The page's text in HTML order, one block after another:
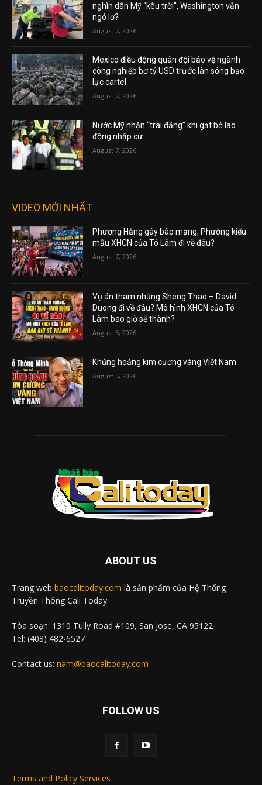
nghìn dân Mỹ “kêu trời”, Washington vẫn
ngó lơ?
August 7, 2026
Mexico điều động quân đội bảo vệ ngành
công nghiệp bơ tỷ USD trước làn sóng bạo
lực cartel
August 7, 2026
Nước Mỹ nhận “trái đắng” khi gạt bỏ lao
động nhập cư
August 7, 2026
VIDEO MỚI NHẤT
Phương Hằng gây bão mạng, Phường kiểu
mẫu XHCN của Tô Lâm đi về đâu?
August 7, 2026
Vụ án tham nhũng Sheng Thao – David
Duong đi về đâu? Mô hình XHCN của Tô
Lâm bao giờ sẽ thành?
August 5, 2026
Khủng hoảng kim cương vàng Việt Nam
August 5, 2026
ABOUT US
Trang web baocalitoday.com là sản phẩm của Hệ Thống
Truyền Thông Cali Today
Tòa soạn: 1310 Tully Road #109, San Jose, CA 95122
Tel: (408) 482-6527
Contact us: nam@baocalitoday.com
FOLLOW US
Terms and Policy Services